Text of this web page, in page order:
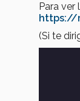
Para
https://
(Si te